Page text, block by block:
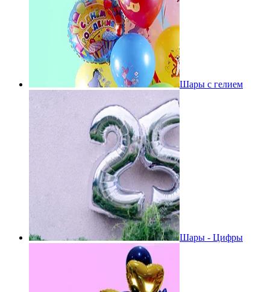
Шары с гелием
Шары - Цифры